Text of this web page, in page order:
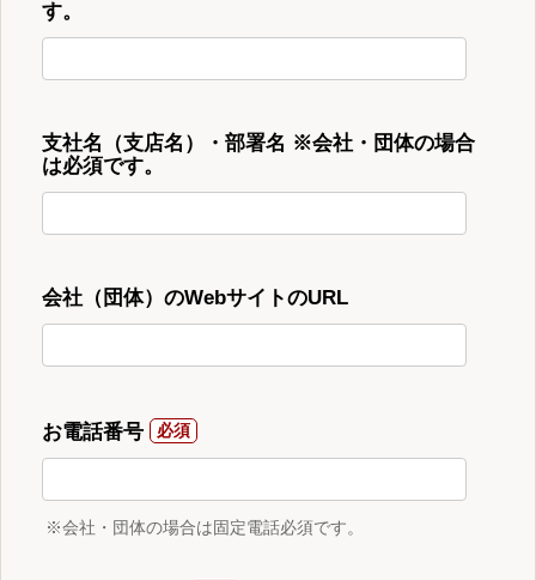
す。
支社名（支店名）・部署名 ※会社・団体の場合
は必須です。
会社（団体）のWebサイトのURL
お電話番号
※会社・団体の場合は固定電話必須です。